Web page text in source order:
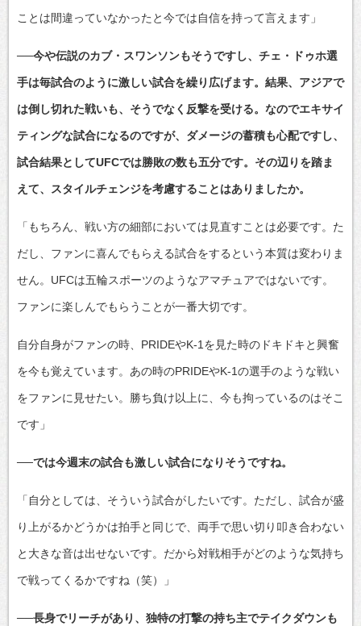
ことは間違っていなかったと今では自信を持って言えます」
──今や伝説のカブ・スワンソンもそうですし、チェ・ドゥホ選
手は毎試合のように激しい試合を繰り広げます。結果、アジアで
は倒し切れた戦いも、そうでなく反撃を受ける。なのでエキサイ
ティングな試合になるのですが、ダメージの蓄積も心配ですし、
試合結果としてUFCでは勝敗の数も五分です。その辺りを踏ま
えて、スタイルチェンジを考慮することはありましたか。
「もちろん、戦い方の細部においては見直すことは必要です。た
だし、ファンに喜んでもらえる試合をするという本質は変わりま
せん。UFCは五輪スポーツのようなアマチュアではないです。
ファンに楽しんでもらうことが一番大切です。
自分自身がファンの時、PRIDEやK-1を見た時のドキドキと興奮
を今も覚えています。あの時のPRIDEやK-1の選手のような戦い
をファンに見せたい。勝ち負け以上に、今も拘っているのはそこ
です」
──では今週末の試合も激しい試合になりそうですね。
「自分としては、そういう試合がしたいです。ただし、試合が盛
り上がるかどうかは拍手と同じで、両手で思い切り叩き合わない
と大きな音は出せないです。だから対戦相手がどのような気持ち
で戦ってくるかですね（笑）」
──長身でリーチがあり、独特の打撃の持ち主でテイクダウンも